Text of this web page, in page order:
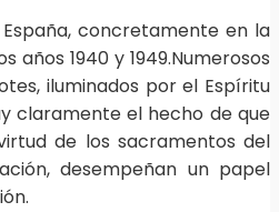
concretamente en la
años 1940 y 1949.Numerosos
iluminados por el Espíritu
claramente el hecho de que
de los sacramentos del
desempeñan un papel